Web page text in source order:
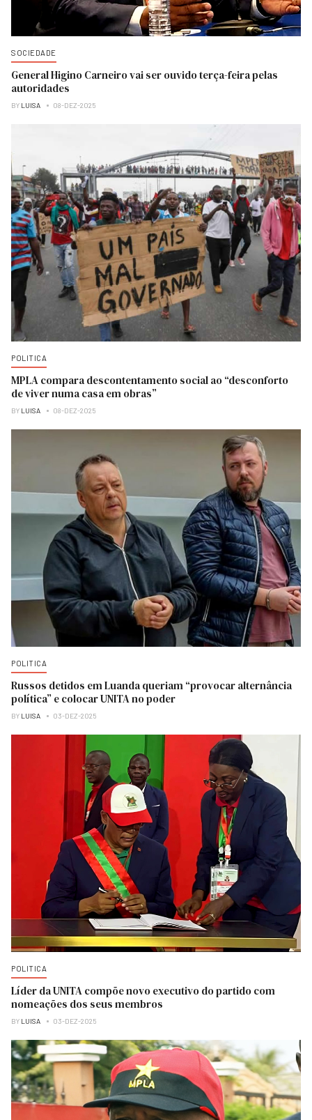
SOCIEDADE
General Higino Carneiro vai ser ouvido terça-feira pelas
autoridades
BY LUISA 08-DEZ-2025
POLITICA
MPLA compara descontentamento social ao “desconforto
de viver numa casa em obras”
BY LUISA 08-DEZ-2025
POLITICA
Russos detidos em Luanda queriam “provocar alternância
política” e colocar UNITA no poder
BY LUISA 03-DEZ-2025
POLITICA
Líder da UNITA compõe novo executivo do partido com
nomeações dos seus membros
BY LUISA 03-DEZ-2025